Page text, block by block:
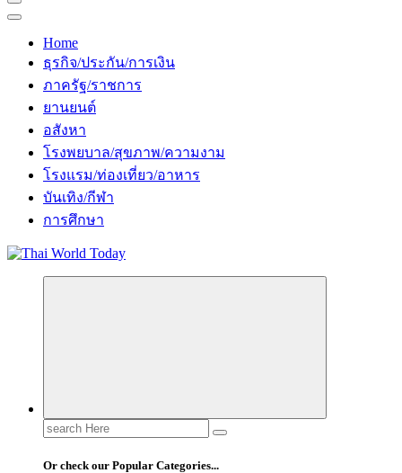
Home
ธุรกิจ/ประกัน/การเงิน
ภาครัฐ/ราชการ
ยานยนต์
อสังหา
โรงพยบาล/สุขภาพ/ความงาม
โรงแรม/ท่องเที่ยว/อาหาร
บันเทิง/กีฬา
การศึกษา
Search
for:
Or check our Popular Categories...